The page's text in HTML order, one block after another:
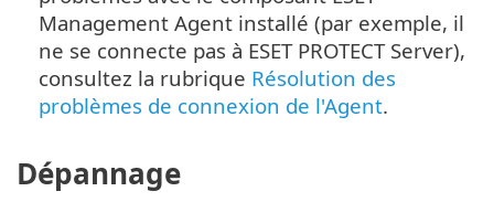
Management Agent installé (par exemple, il
ne se connecte pas à ESET PROTECT Server),
consultez la rubrique Résolution des
problèmes de connexion de l'Agent.
Dépannage